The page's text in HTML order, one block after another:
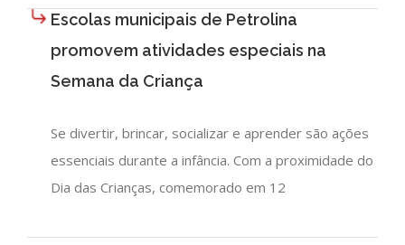
Escolas municipais de Petrolina
promovem atividades especiais na
Semana da Criança
Se divertir, brincar, socializar e aprender são ações
essenciais durante a infância. Com a proximidade do
Dia das Crianças, comemorado em 12